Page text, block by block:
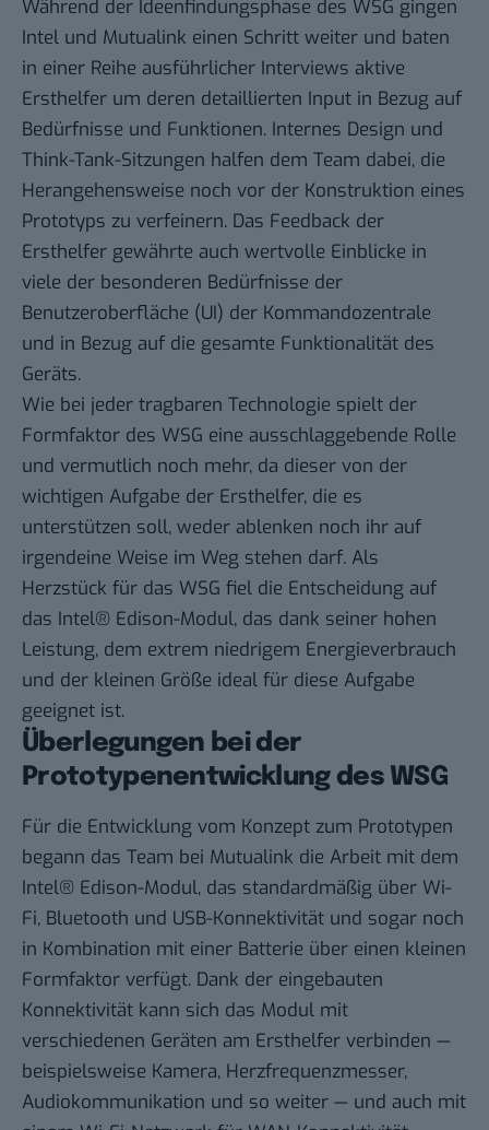
Während der Ideenfindungsphase des WSG gingen
Intel und Mutualink einen Schritt weiter und baten
in einer Reihe ausführlicher Interviews aktive
Ersthelfer um deren detaillierten Input in Bezug auf
Bedürfnisse und Funktionen. Internes Design und
Think-Tank-Sitzungen halfen dem Team dabei, die
Herangehensweise noch vor der Konstruktion eines
Prototyps zu verfeinern. Das Feedback der
Ersthelfer gewährte auch wertvolle Einblicke in
viele der besonderen Bedürfnisse der
Benutzeroberfläche (UI) der Kommandozentrale
und in Bezug auf die gesamte Funktionalität des
Geräts.
Wie bei jeder tragbaren Technologie spielt der
Formfaktor des WSG eine ausschlaggebende Rolle
und vermutlich noch mehr, da dieser von der
wichtigen Aufgabe der Ersthelfer, die es
unterstützen soll, weder ablenken noch ihr auf
irgendeine Weise im Weg stehen darf. Als
Herzstück für das WSG fiel die Entscheidung auf
das Intel® Edison-Modul, das dank seiner hohen
Leistung, dem extrem niedrigem Energieverbrauch
und der kleinen Größe ideal für diese Aufgabe
geeignet ist.
Überlegungen bei der
Prototypenentwicklung des WSG
Für die Entwicklung vom Konzept zum Prototypen
begann das Team bei Mutualink die Arbeit mit dem
Intel® Edison-Modul, das standardmäßig über Wi-
Fi, Bluetooth und USB-Konnektivität und sogar noch
in Kombination mit einer Batterie über einen kleinen
Formfaktor verfügt. Dank der eingebauten
Konnektivität kann sich das Modul mit
verschiedenen Geräten am Ersthelfer verbinden —
beispielsweise Kamera, Herzfrequenzmesser,
Audiokommunikation und so weiter — und auch mit